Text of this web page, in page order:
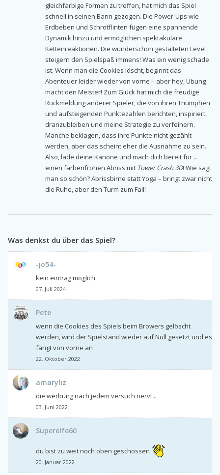
gleichfarbige Formen zu treffen, hat mich das Spiel
schnell in seinen Bann gezogen. Die Power-Ups wie
Erdbeben und Schrotflinten fügen eine spannende
Dynamik hinzu und ermöglichen spektakuläre
Kettenreaktionen. Die wunderschön gestalteten Level
steigern den Spielspaß immens! Was ein wenig schade
ist: Wenn man die Cookies löscht, beginnt das
Abenteuer leider wieder von vorne – aber hey, Übung
macht den Meister! Zum Glück hat mich die freudige
Rückmeldung anderer Spieler, die von ihren Triumphen
und aufsteigenden Punktezahlen berichten, inspiriert,
dranzubleiben und meine Strategie zu verfeinern.
Manche beklagen, dass ihre Punkte nicht gezählt
werden, aber das scheint eher die Ausnahme zu sein.
Also, lade deine Kanone und mach dich bereit für ...
einen farbenfrohen Abriss mit Tower Crash 3D! Wie sagt
man so schön? Abrissbirne statt Yoga – bringt zwar nicht
die Ruhe, aber den Turm zum Fall!
Was denkst du über das Spiel?
-jo54-
kein eintrag möglich
07. Juli 2024
Pete
wenn die Cookies des Spiels beim Browers gelöscht
werden, wird der Spielstand wieder auf Null gesetzt und es
fängt von vorne an
22. Oktober 2022
amaryliz
die werbung nach jedem versuch nervt...
03. Juni 2022
Superelfe60
du bist zu weit noch oben geschossen
20. Januar 2022